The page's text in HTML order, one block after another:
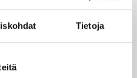
Tietoja